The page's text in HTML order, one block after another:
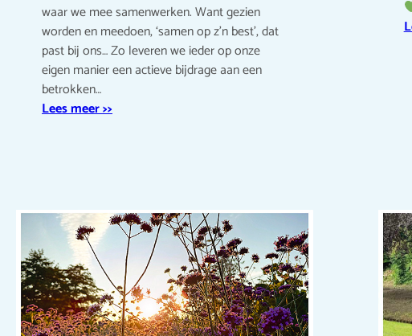
waar we mee samenwerken. Want gezien
worden en meedoen, ‘samen op z’n best’, dat
past bij ons… Zo leveren we ieder op onze
eigen manier een actieve bijdrage aan een
betrokken…
Lees meer >>